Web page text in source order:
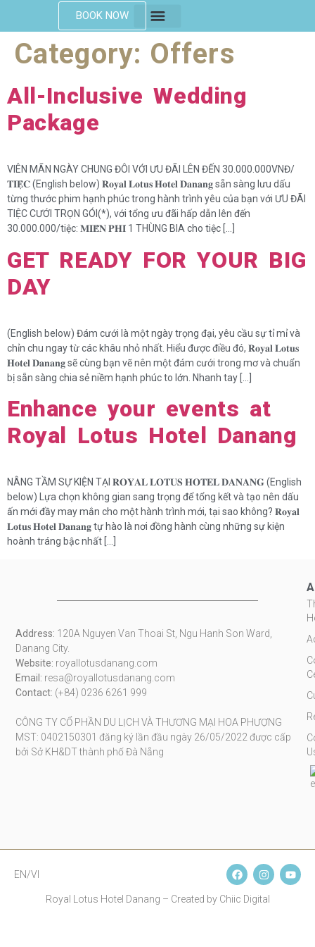
BOOK NOW
Category: Offers
All-Inclusive Wedding
Package
VIÊN MÃN NGÀY CHUNG ĐÔI VỚI ƯU ĐÃI LÊN ĐẾN 30.000.000VNĐ/
𝐓𝐈𝐄̣̂𝐂 (English below) 𝐑𝐨𝐲𝐚𝐥 𝐋𝐨𝐭𝐮𝐬 𝐇𝐨𝐭𝐞𝐥 𝐃𝐚𝐧𝐚𝐧𝐠 sẵn sàng lưu dấu
từng thước phim hạnh phúc trong hành trình yêu của bạn với ƯU ĐÃI
TIỆC CƯỚI TRỌN GÓI(*), với tổng ưu đãi hấp dẫn lên đến
30.000.000/tiệc: 𝐌𝐈𝐄̂̃𝐍 𝐏𝐇𝐈́ 1 THÙNG BIA cho tiệc […]
GET READY FOR YOUR BIG
DAY
(English below) Đám cưới là một ngày trọng đại, yêu cầu sự tỉ mỉ và
chỉn chu ngay từ các khâu nhỏ nhất. Hiểu được điều đó, 𝐑𝐨𝐲𝐚𝐥 𝐋𝐨𝐭𝐮𝐬
𝐇𝐨𝐭𝐞𝐥 𝐃𝐚𝐧𝐚𝐧𝐠 sẽ cùng bạn vẽ nên một đám cưới trong mơ và chuẩn
bị sẵn sàng chia sẻ niềm hạnh phúc to lớn. Nhanh tay […]
Enhance your events at
Royal Lotus Hotel Danang
NÂNG TẦM SỰ KIỆN TẠI 𝐑𝐎𝐘𝐀𝐋 𝐋𝐎𝐓𝐔𝐒 𝐇𝐎𝐓𝐄𝐋 𝐃𝐀𝐍𝐀𝐍𝐆 (English
below) Lựa chọn không gian sang trọng để tổng kết và tạo nên dấu
ấn mới đầy may mắn cho một hành trình mới, tại sao không? 𝐑𝐨𝐲𝐚𝐥
𝐋𝐨𝐭𝐮𝐬 𝐇𝐨𝐭𝐞𝐥 𝐃𝐚𝐧𝐚𝐧𝐠 tự hào là nơi đồng hành cùng những sự kiện
hoành tráng bậc nhất […]
Address: 120A Nguyen Van Thoai St, Ngu Hanh Son Ward,
Danang City.
Website: royallotusdanang.com
Email: resa@royallotusdanang.com
Contact: (+84) 0236 6261 999
CÔNG TY CỔ PHẦN DU LỊCH VÀ THƯƠNG MẠI HOA PHƯỢNG
MST: 0402150301 đăng ký lần đầu ngày 26/05/2022 được cấp
bởi Sở KH&DT thành phố Đà Nẵng
EN/VI
Royal Lotus Hotel Danang – Created by Chiic Digital